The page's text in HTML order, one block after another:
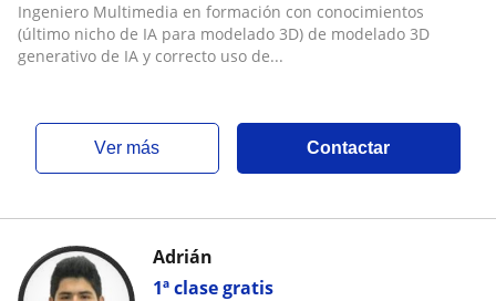
Ingeniero Multimedia en formación con conocimientos
(último nicho de IA para modelado 3D) de modelado 3D
generativo de IA y correcto uso de...
ver más Contactar
1ª clase gratis
Adrián